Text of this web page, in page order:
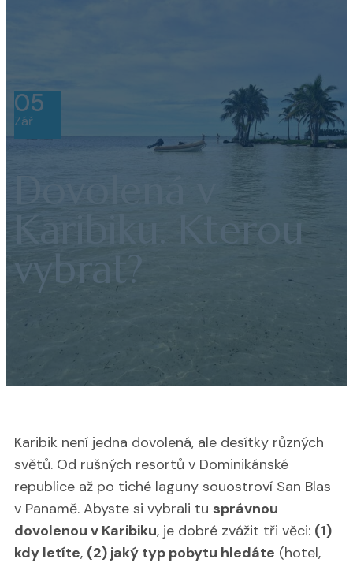
05
Zář
Dovolená v
Karibiku. Kterou
vybrat?
Karibik není jedna dovolená, ale desítky různých
světů. Od rušných resortů v Dominikánské
republice až po tiché laguny souostroví San Blas
v Panamě. Abyste si vybrali tu správnou
dovolenou v Karibiku, je dobré zvážit tři věci: (1)
kdy letíte, (2) jaký typ pobytu hledáte (hotel,